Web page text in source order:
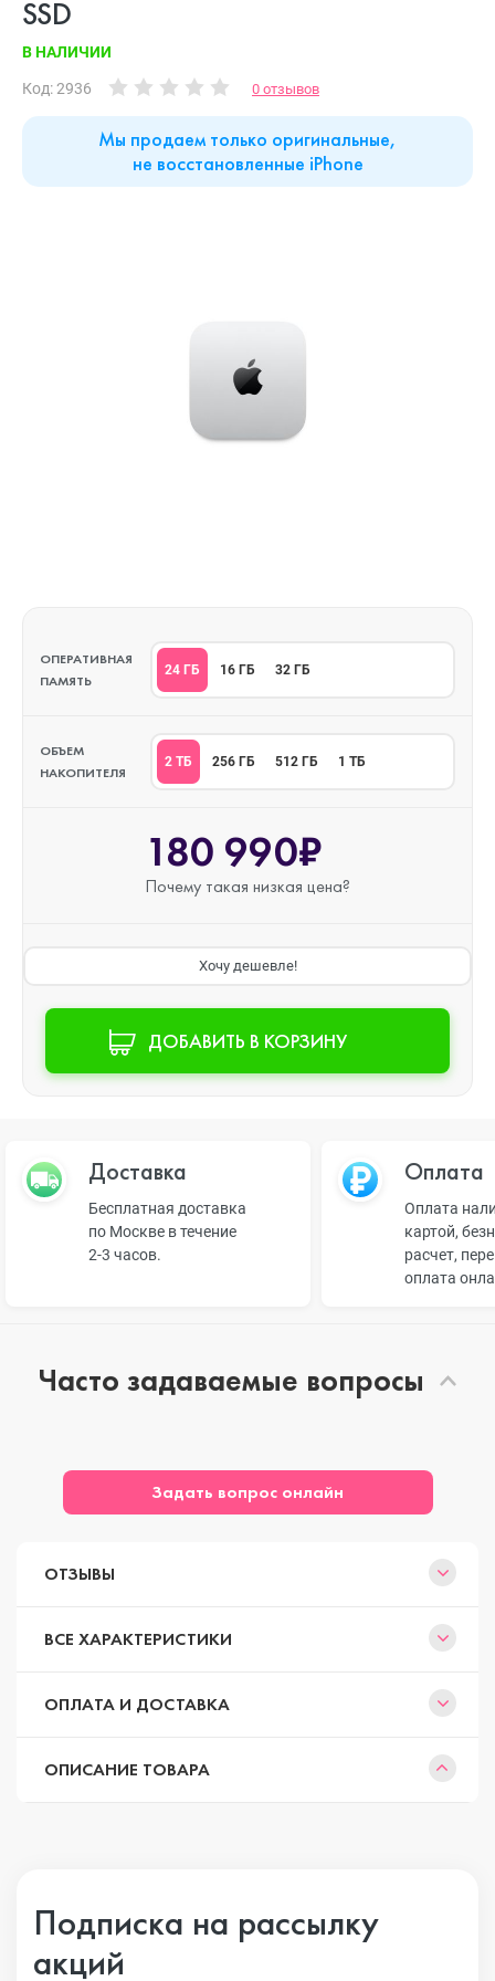
SSD
В НАЛИЧИИ
Код: 2936 0 отзывов
Мы продаем только оригинальные,
не восстановленные iPhone
ОПЕРАТИВНАЯ
ПАМЯТЬ
24 ГБ 16 ГБ 32 ГБ
ОБЪЕМ
НАКОПИТЕЛЯ
2 ТБ 256 ГБ 512 ГБ 1 ТБ
180 990₽
Почему такая низкая цена?
Хочу дешевле!
ДОБАВИТЬ В КОРЗИНУ
Доставка
Бесплатная доставка
по Москве в течение
2-3 часов.
Оплата
Оплата
картой,
расчет,
оплата
Часто задаваемые вопросы
Задать вопрос онлайн
ОТЗЫВЫ
ВСЕ ХАРАКТЕРИСТИКИ
ОПЛАТА И ДОСТАВКА
ОПИСАНИЕ ТОВАРА
Подписка на рассылку
акций